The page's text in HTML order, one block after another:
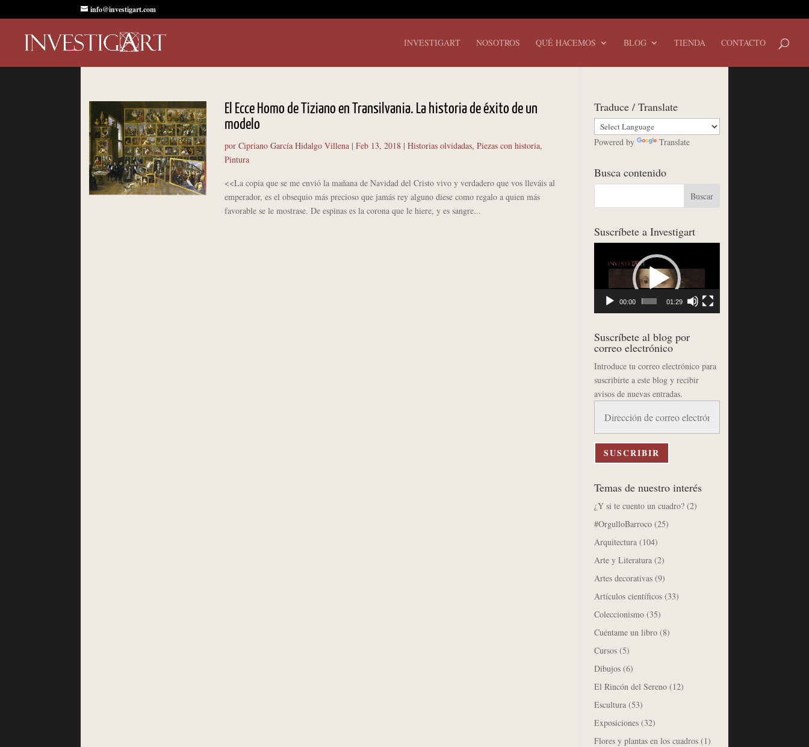
info@investigart.com
INVESTIGART NOSOTROS QUÉ HACEMOS BLOG TIENDA CONTACTO
El Ecce Homo de Tiziano en Transilvania. La historia de éxito de un
modelo
por Cipriano García Hidalgo Villena| Feb 13, 2018| Historias olvidadas, Piezas con historia,
Pintura
<<La copia que se me envió la mañana de Navidad del Cristo vivo y verdadero que vos lleváis al
emperador, es el obsequio más precioso que jamás rey alguno diese como regalo a quien más
favorable se le mostrase. De espinas es la corona que le hiere, y es sangre...
Traduce / Translate
Powered by Translate
Busca contenido
Suscríbete a Investigart
00:00 01:29
Suscríbete al blog por
correo electrónico
Introduce tu correo electrónico para
suscribirte a este blog y recibir
avisos de nuevas entradas.
correo
electrónico
SUSCRIBIR
Temas de nuestro interés
¿Y si te cuento un cuadro? (2)
#OrgulloBarroco (25)
Arquitectura (104)
Arte y Literatura (2)
Artes decorativas (9)
Artículos científicos (33)
Coleccionismo (35)
Cuéntame un libro (8)
Cursos (5)
Dibujos (6)
El Rincón del Sereno (12)
Escultura (53)
Exposiciones (32)
Flores y plantas en los cuadros (1)